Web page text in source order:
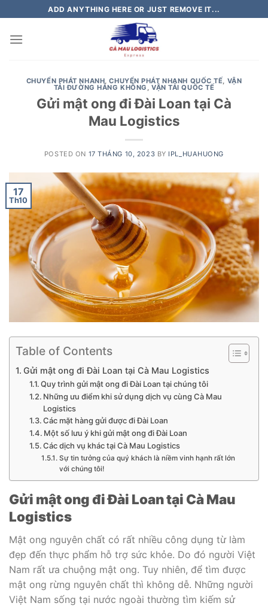
to
content
ADD ANYTHING HERE OR JUST REMOVE IT...
CHUYỂN PHÁT NHANH,CHUYỂN PHÁT NHANH QUỐC TẾ, VẬN
TẢI ĐƯỜNG HÀNG KHÔNG , VẬN TẢI QUỐC TẾ
Gửi mật ong đi Đài Loan tại Cà
Mau Logistics
POSTED ON 17 THÁNG 10, 2023 BY IPL_HUAHUONG
17
Th10
Table of Contents
Gửi mật ong đi Đài Loan tại Cà Mau Logistics
Quy trình gửi mật ong đi Đài Loan tại chúng tôi
Những ưu điểm khi sử dụng dịch vụ cùng Cà Mau
Logistics
Các mặt hàng gửi được đi Đài Loan
Một số lưu ý khi gửi mật ong đi Đài Loan
Các dịch vụ khác tại Cà Mau Logistics
Sự tin tưởng của quý khách là niềm vinh hạnh rất lớn
với chúng tôi!
Gửi mật ong đi Đài Loan tại Cà Mau
Logistics
Mật ong nguyên chất có rất nhiều công dụng từ làm
đẹp đến thực phẩm hỗ trợ sức khỏe. Do đó người Việt
Nam rất ưa chuộng mật ong. Tuy nhiên, để tìm được
mật ong rừng nguyên chất thì không dễ. Những người
Việt Nam sống tại nước ngoài thường tìm kiếm sử